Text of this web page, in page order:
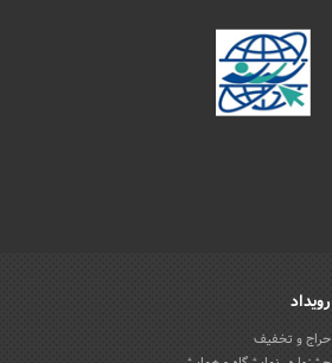
رویداد
حراج و تخفیف